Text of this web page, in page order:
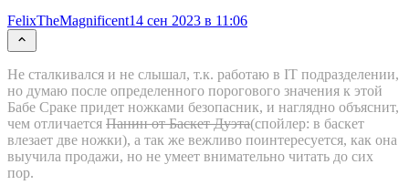
FelixTheMagnificent14 сен 2023 в 11:06
Не сталкивался и не слышал, т.к. работаю в IT подразделении,
но думаю после определенного порогового значения к этой
Бабе Сраке придет ножками безопасник, и наглядно объяснит,
чем отличается Панин от Баскет Дуэта(спойлер: в баскет
влезает две ножки), а так же вежливо поинтересуется, как она
выучила продажи, но не умеет внимательно читать до сих
пор.